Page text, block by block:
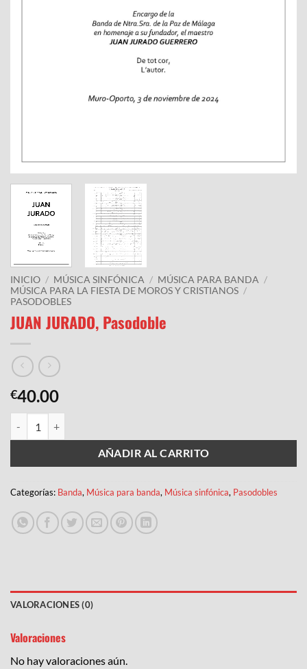
INICIO / MÚSICA SINFÓNICA / MÚSICA PARA BANDA /
MÚSICA PARA LA FIESTA DE MOROS Y CRISTIANOS /
PASODOBLES
JUAN JURADO, Pasodoble
€40.00
AÑADIR AL CARRITO
Categorías: Banda, Música para banda, Música sinfónica, Pasodobles
VALORACIONES (0)
Valoraciones
No hay valoraciones aún.